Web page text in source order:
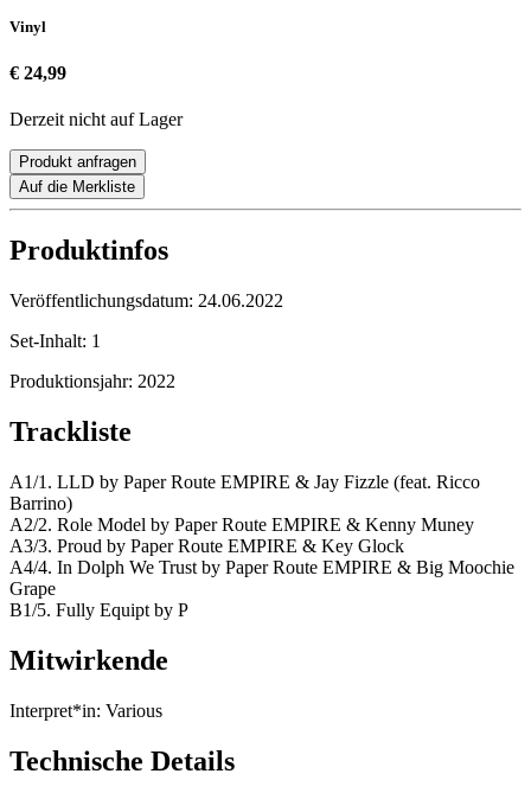
Vinyl
€ 24,99
Derzeit nicht auf Lager
Produkt anfragen
Auf die Merkliste
Produktinfos
Veröffentlichungsdatum: 24.06.2022
Set-Inhalt: 1
Produktionsjahr: 2022
Trackliste
A1/1. LLD by Paper Route EMPIRE & Jay Fizzle (feat. Ricco
Barrino)
A2/2. Role Model by Paper Route EMPIRE & Kenny Muney
A3/3. Proud by Paper Route EMPIRE & Key Glock
A4/4. In Dolph We Trust by Paper Route EMPIRE & Big Moochie
Grape
B1/5. Fully Equipt by P
Mitwirkende
Interpret*in: Various
Technische Details